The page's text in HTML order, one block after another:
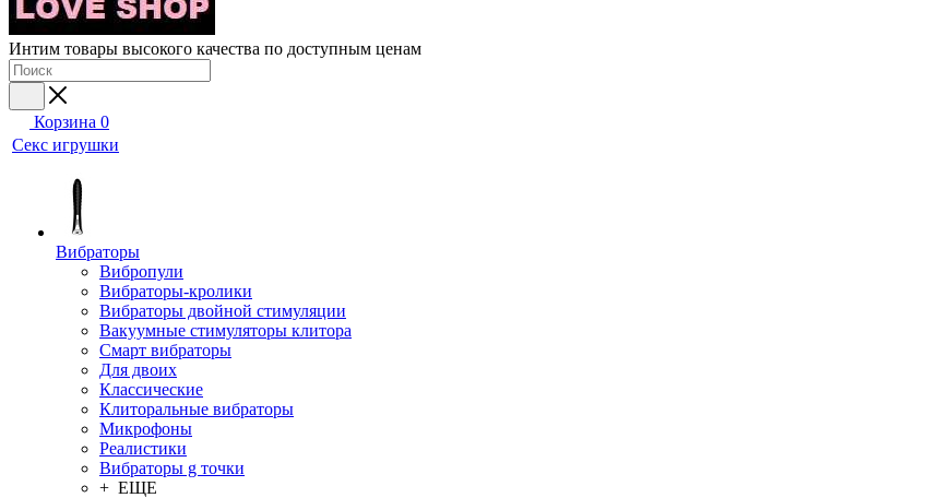
Интим товары высокого качества по доступным ценам
Корзина 0
Секс игрушки
Вибраторы
Вибропули
Вибраторы-кролики
Вибраторы двойной стимуляции
Вакуумные стимуляторы клитора
Смарт вибраторы
Для двоих
Классические
Клиторальные вибраторы
Микрофоны
Реалистики
Вибраторы g точки
+ ЕЩЕ